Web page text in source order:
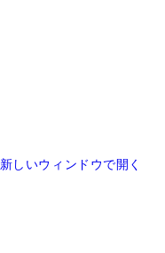
新しいウィンドウで開く